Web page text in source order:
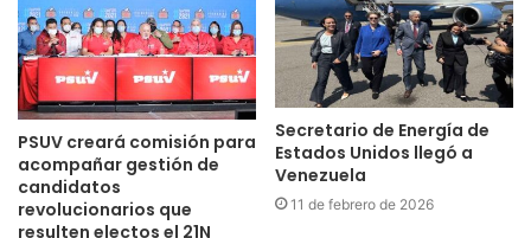
PSUV creará comisión para
acompañar gestión de
candidatos
revolucionarios que
resulten electos el 21N
Secretario de Energía de
Estados Unidos llegó a
Venezuela
11 de febrero de 2026